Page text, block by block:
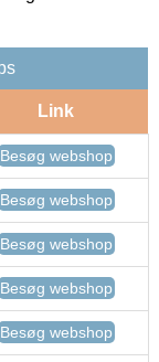
Link
Besøg webshop
Besøg webshop
Besøg webshop
Besøg webshop
Besøg webshop